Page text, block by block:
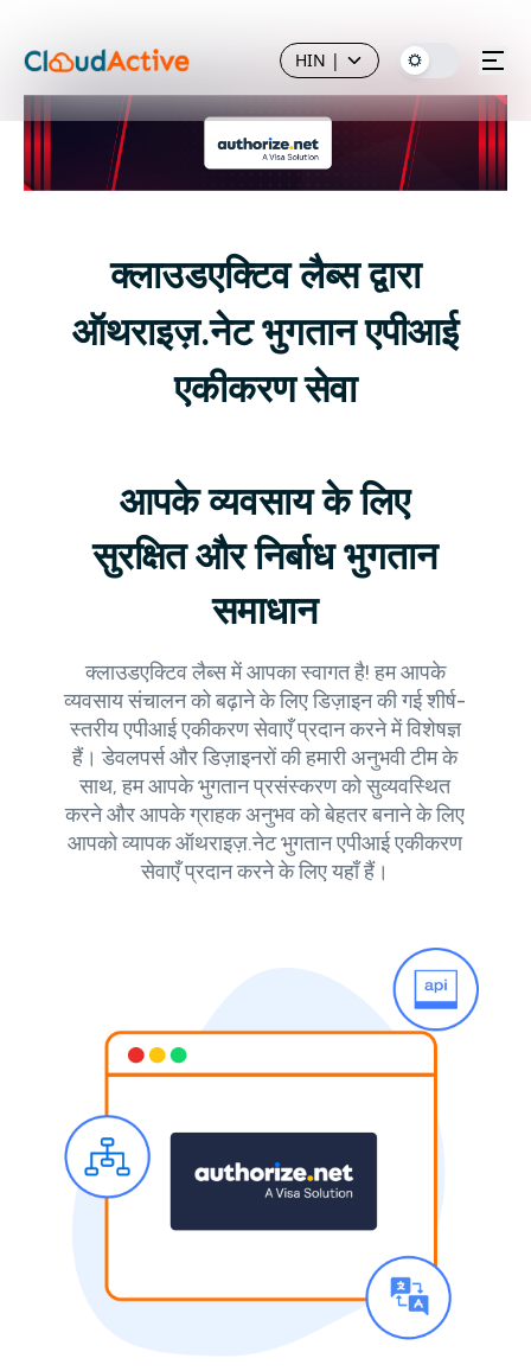
HIN |
क्लाउडएक्टिव लैब्स द्वारा
ऑथराइज़.नेट भुगतान एपीआई
एकीकरण सेवा
आपके व्यवसाय के लिए
सुरक्षित और निर्बाध भुगतान
समाधान
क्लाउडएक्टिव लैब्स में आपका स्वागत है! हम आपके
व्यवसाय संचालन को बढ़ाने के लिए डिज़ाइन की गई शीर्ष-
स्तरीय एपीआई एकीकरण सेवाएँ प्रदान करने में विशेषज्ञ
हैं। डेवलपर्स और डिज़ाइनरों की हमारी अनुभवी टीम के
साथ, हम आपके भुगतान प्रसंस्करण को सुव्यवस्थित
करने और आपके ग्राहक अनुभव को बेहतर बनाने के लिए
आपको व्यापक ऑथराइज़.नेट भुगतान एपीआई एकीकरण
सेवाएँ प्रदान करने के लिए यहाँ हैं।